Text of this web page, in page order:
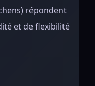
répondent
et de flexibilité